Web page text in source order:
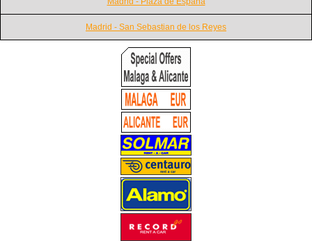
Madrid - San Sebastian de los Reyes